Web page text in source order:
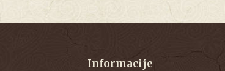
Informacije